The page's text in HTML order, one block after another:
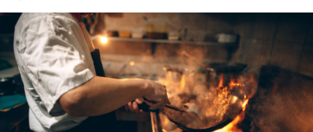
um
e-
mail